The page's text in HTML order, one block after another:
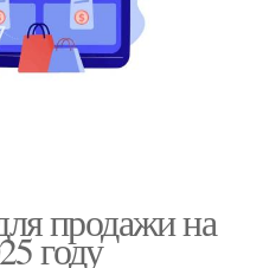
продажи на
году